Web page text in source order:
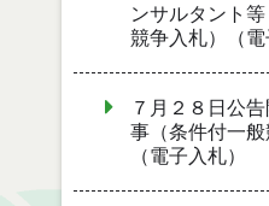
ンサルタント
競争入札）（電
７月２８日公
事（条件付一般
（電子入札）